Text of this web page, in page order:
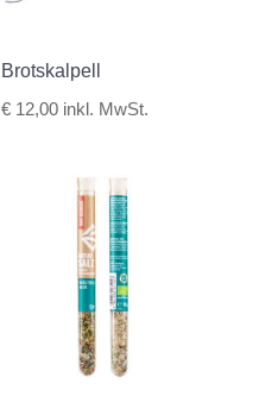
Brotskalpell
€ 12,00 inkl. MwSt.